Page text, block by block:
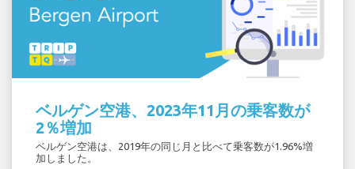
ベルゲン空港、2023年11月の乗客数が
2％増加
ベルゲン空港は、2019年の同じ月と比べて乗客数が1.96%増
加しました。